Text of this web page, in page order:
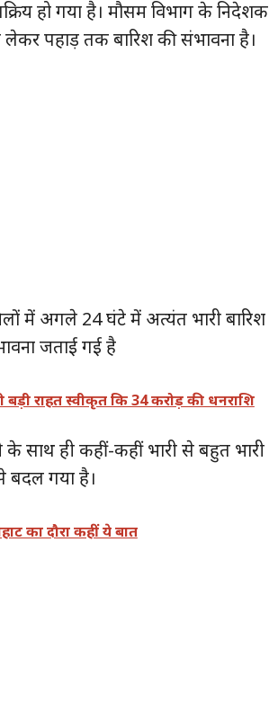
हो गया है। मौसम विभाग के निदेशक
पहाड़ तक बारिश की संभावना है।
में अगले 24 घंटे में अत्यंत भारी बारिश
जताई गई है
बड़ी राहत स्वीकृत कि 34 करोड़ की धनराशि
साथ ही कहीं-कहीं भारी से बहुत भारी
बदल गया है।
का दौरा कहीं ये बात